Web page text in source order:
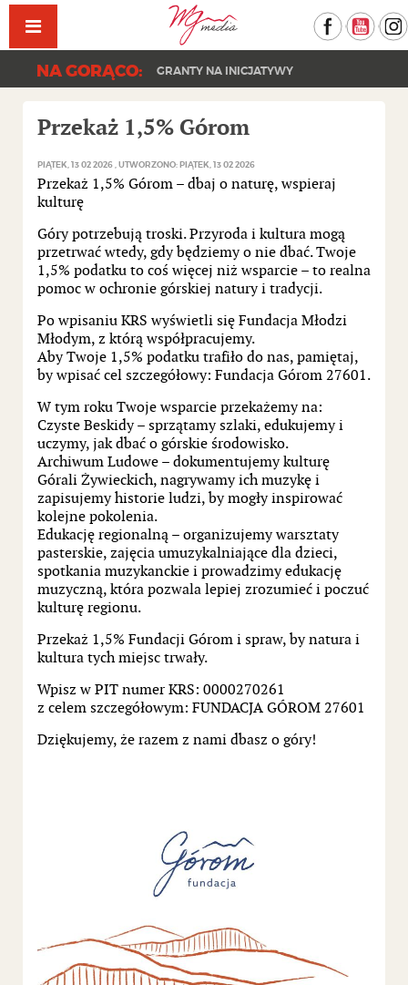
Facebook
NA GORĄCO: GRANTY NA INICJATYWY
Przekaż 1,5% Górom
PIĄTEK, 13 02 2026 UTWORZONO: PIĄTEK, 13 02 2026
Przekaż 1,5% Górom – dbaj o naturę, wspieraj
kulturę
Góry potrzebują troski. Przyroda i kultura mogą
przetrwać wtedy, gdy będziemy o nie dbać. Twoje
1,5% podatku to coś więcej niż wsparcie – to realna
pomoc w ochronie górskiej natury i tradycji.
Po wpisaniu KRS wyświetli się Fundacja Młodzi
Młodym, z którą współpracujemy.
Aby Twoje 1,5% podatku trafiło do nas, pamiętaj,
by wpisać cel szczegółowy: Fundacja Górom 27601.
W tym roku Twoje wsparcie przekażemy na:
Czyste Beskidy – sprzątamy szlaki, edukujemy i
uczymy, jak dbać o górskie środowisko.
Archiwum Ludowe – dokumentujemy kulturę
Górali Żywieckich, nagrywamy ich muzykę i
zapisujemy historie ludzi, by mogły inspirować
kolejne pokolenia.
Edukację regionalną – organizujemy warsztaty
pasterskie, zajęcia umuzykalniające dla dzieci,
spotkania muzykanckie i prowadzimy edukację
muzyczną, która pozwala lepiej zrozumieć i poczuć
kulturę regionu.
Przekaż 1,5% Fundacji Górom i spraw, by natura i
kultura tych miejsc trwały.
Wpisz w PIT numer KRS: 0000270261
z celem szczegółowym: FUNDACJA GÓROM 27601
Dziękujemy, że razem z nami dbasz o góry!